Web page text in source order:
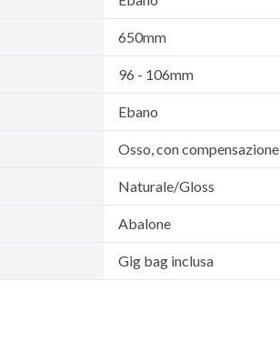
650mm
96 - 106mm
Ebano
Osso, con compensazione
Naturale/Gloss
Abalone
Gig bag inclusa